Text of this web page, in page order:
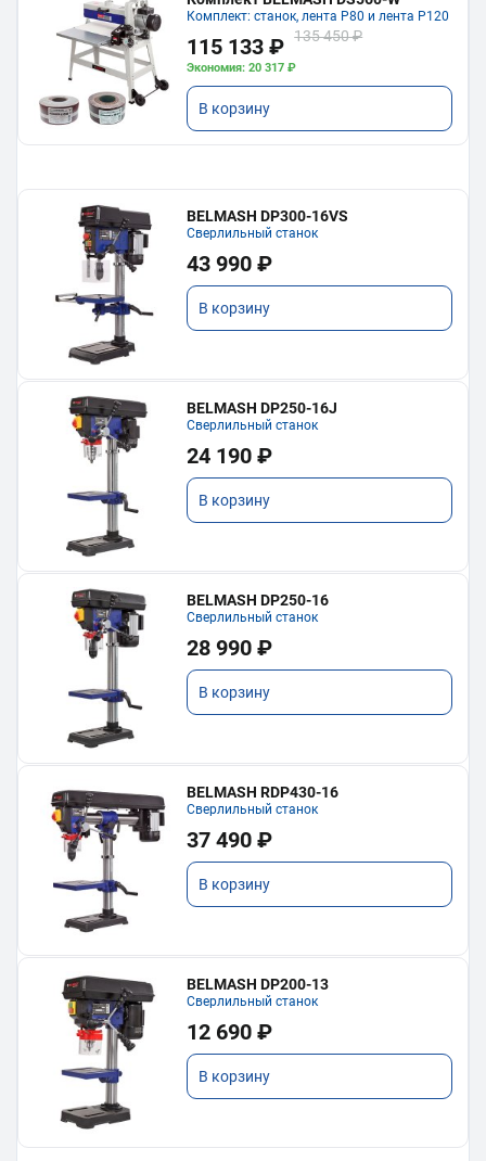
Комплект: станок, лента P80 и лента P120
115 133 ₽ 135 450 ₽
Экономия: 20 317 ₽
В корзину
BELMASH DP300-16VS
Сверлильный станок
43 990 ₽
В корзину
BELMASH DP250-16J
Сверлильный станок
24 190 ₽
В корзину
BELMASH DP250-16
Сверлильный станок
28 990 ₽
В корзину
BELMASH RDP430-16
Сверлильный станок
37 490 ₽
В корзину
BELMASH DP200-13
Сверлильный станок
12 690 ₽
В корзину